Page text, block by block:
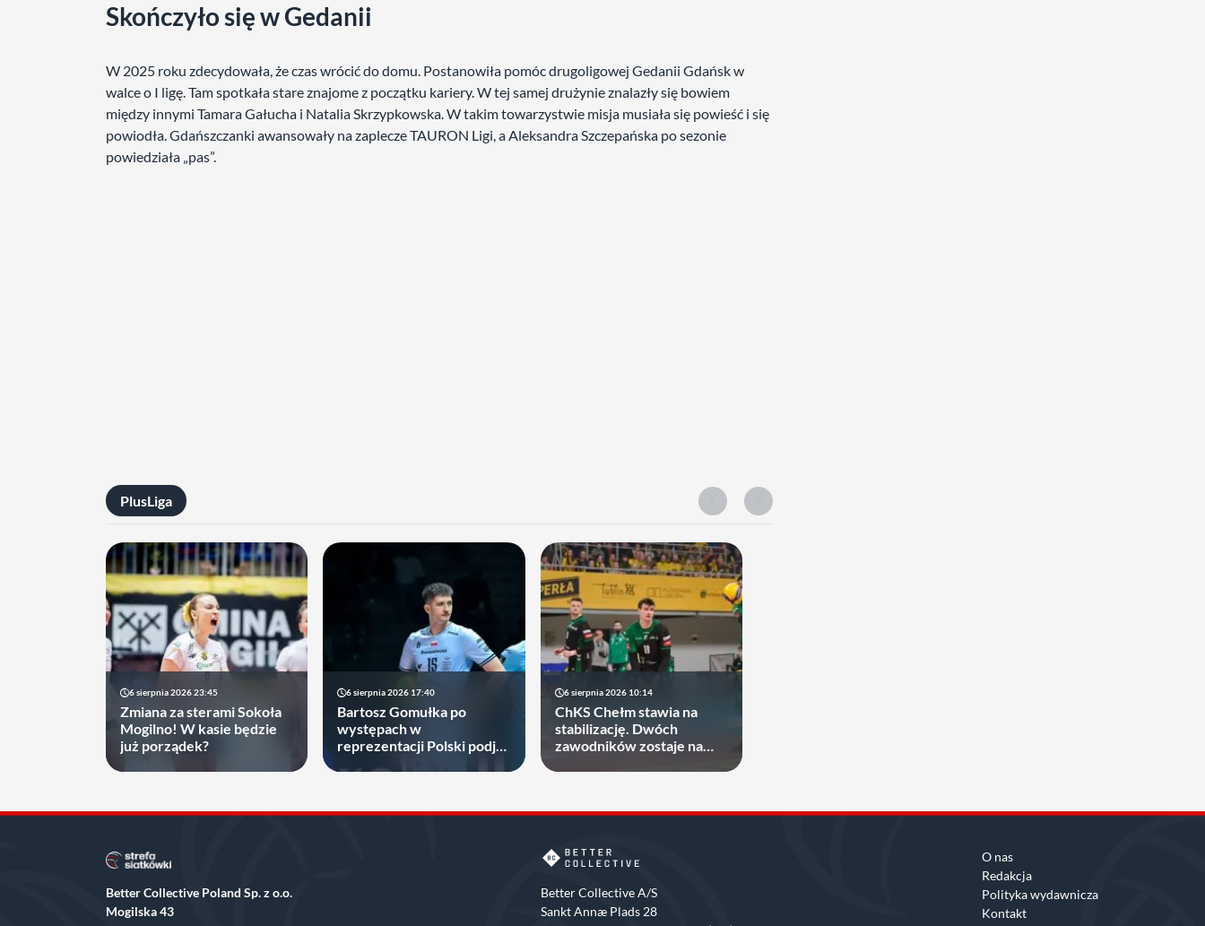
Skończyło się w Gedanii
W 2025 roku zdecydowała, że czas wrócić do domu. Postanowiła pomóc drugoligowej Gedanii Gdańsk w
walce o I ligę. Tam spotkała stare znajome z początku kariery. W tej samej drużynie znalazły się bowiem
między innymi Tamara Gałucha i Natalia Skrzypkowska. W takim towarzystwie misja musiała się powieść i się
powiodła. Gdańszczanki awansowały na zaplecze TAURON Ligi, a Aleksandra Szczepańska po sezonie
powiedziała „pas”.
PlusLiga
6 sierpnia 2026 23:45
Zmiana za sterami Sokoła
Mogilno! W kasie będzie
już porządek?
6 sierpnia 2026 17:40
Bartosz Gomułka po
występach w
reprezentacji Polski podjął
6 sierpnia 2026 10:14
ChKS Chełm stawia na
stabilizację. Dwóch
zawodników zostaje na
Better Collective Poland Sp. z o.o.
Mogilska 43
Better Collective A/S
Sankt Annæ Plads 28
O nas
Redakcja
Polityka wydawnicza
Kontakt